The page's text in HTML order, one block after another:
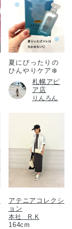
夏にぴったりの
ひんやりケア❄️
札幌アピ
ア店
りんろん
アテニアコレクシ
ョン
本社 R.K
164cm